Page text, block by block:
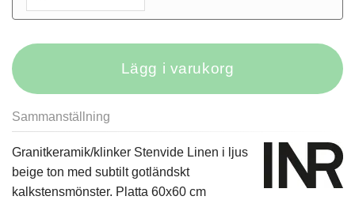
Lägg i varukorg
Sammanställning
Granitkeramik/klinker Stenvide Linen i ljus
beige ton med subtilt gotländskt
kalkstensmönster. Platta 60x60 cm